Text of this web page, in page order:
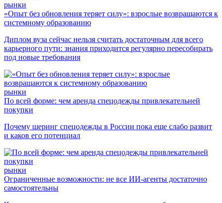
рынки
«Опыт без обновления теряет силу»: взрослые возвращаются к
системному образованию
Диплом вуза сейчас нельзя считать достаточным для всего
карьерного пути: знания приходится регулярно пересобирать
под новые требования
рынки
По всей форме: чем аренда спецодежды привлекательней
покупки
Почему шеринг спецодежды в России пока еще слабо развит
и каков его потенциал
рынки
Ограниченные возможности: не все ИИ-агенты достаточно
самостоятельны